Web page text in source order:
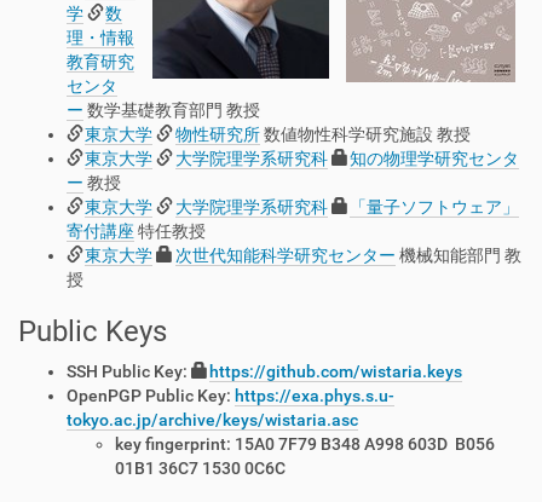
学
数
理・情報
教育研究
センタ
ー 数学基礎教育部門 教授
東京大学
物性研究所 数値物性科学研究施設 教授
東京大学
大学院理学系研究科
知の物理学研究センタ
ー 教授
東京大学
大学院理学系研究科
「量子ソフトウェア」
寄付講座 特任教授
東京大学
次世代知能科学研究センター 機械知能部門 教
授
Public Keys
SSH Public Key:
https://github.com/wistaria.keys
OpenPGP Public Key: https://exa.phys.s.u-
tokyo.ac.jp/archive/keys/wistaria.asc
key fingerprint: 15A0 7F79 B348 A998 603D B056
01B1 36C7 1530 0C6C